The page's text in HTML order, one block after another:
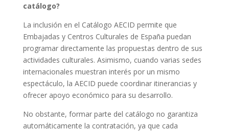
catálogo?
La inclusión en el Catálogo AECID permite que
Embajadas y Centros Culturales de España puedan
programar directamente las propuestas dentro de sus
actividades culturales. Asimismo, cuando varias sedes
internacionales muestran interés por un mismo
espectáculo, la AECID puede coordinar itinerancias y
ofrecer apoyo económico para su desarrollo.
No obstante, formar parte del catálogo no garantiza
automáticamente la contratación, ya que cada